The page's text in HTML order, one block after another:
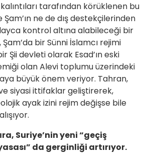
tarafından körüklenen bu
Şam’ın ne de dış destekçilerinden
kontrol altına alabileceği bir
bir Sünni İslamcı rejimi
Şii devleti olarak Esad’ın eski
olan Alevi toplumu üzerindeki
büyük önem veriyor. Tahran,
siyasi ittifaklar geliştirerek,
ayak izini rejim değişse bile
Suriye’nin yeni “geçiş
da gerginliği artırıyor.